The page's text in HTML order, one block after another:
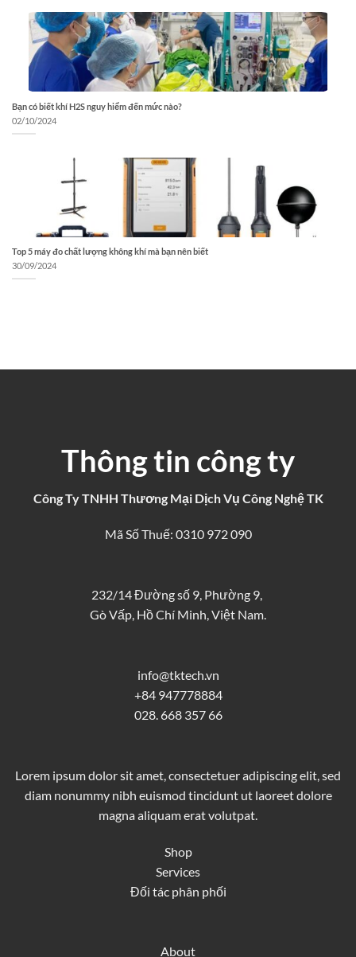
Bạn có biết khí H2S nguy hiểm đến mức nào?
02/10/2024
Top 5 máy đo chất lượng không khí mà bạn nên biết
30/09/2024
Thông tin công ty
Công Ty TNHH Thương Mại Dịch Vụ Công Nghệ TK
Mã Số Thuế: 0310 972 090
232/14 Đường số 9, Phường 9,
Gò Vấp, Hồ Chí Minh, Việt Nam.
info@tktech.vn
+84 947778884
028. 668 357 66
Lorem ipsum dolor sit amet, consectetuer adipiscing elit, sed
diam nonummy nibh euismod tincidunt ut laoreet dolore
magna aliquam erat volutpat.
Shop
Services
Đối tác phân phối
About